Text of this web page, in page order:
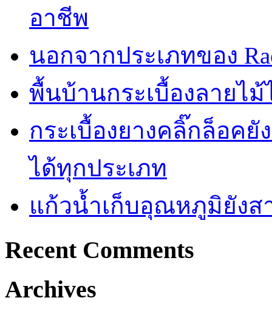
อาชีพ
นอกจากประเภทของ
พื้นบ้านกระเบื้องลายไ
กระเบื้องยางคลิ๊กล็อค
ได้ทุกประเภท
แก้วน้ำเก็บอุณหภูมิยังส
Recent Comments
Archives